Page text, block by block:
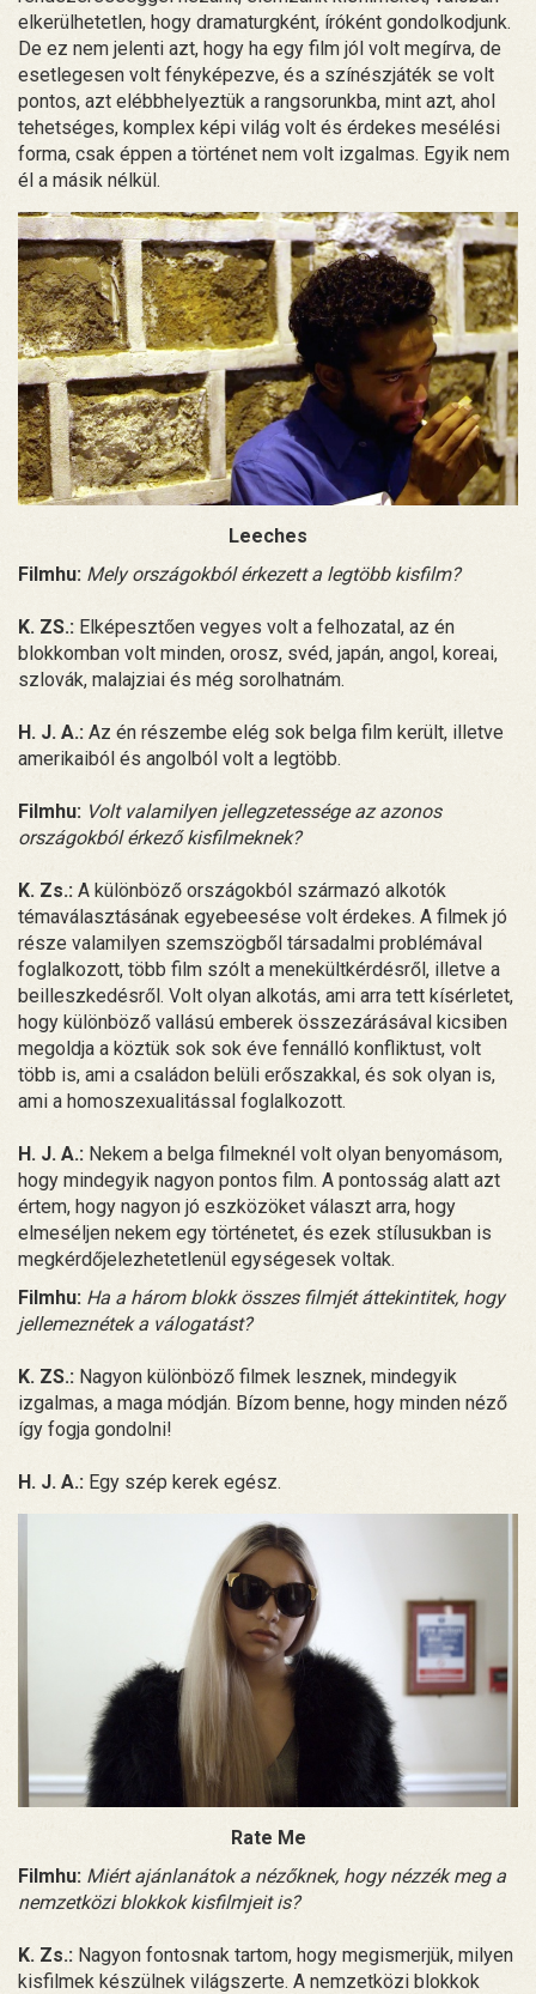
elkerülhetetlen, hogy dramaturgként, íróként gondolkodjunk.
De ez nem jelenti azt, hogy ha egy film jól volt megírva, de
esetlegesen volt fényképezve, és a színészjáték se volt
pontos, azt elébbhelyeztük a rangsorunkba, mint azt, ahol
tehetséges, komplex képi világ volt és érdekes mesélési
forma, csak éppen a történet nem volt izgalmas. Egyik nem
él a másik nélkül.
Leeches
Filmhu: Mely országokból érkezett a legtöbb kisfilm?
K. ZS.: Elképesztően vegyes volt a felhozatal, az én
blokkomban volt minden, orosz, svéd, japán, angol, koreai,
szlovák, malajziai és még sorolhatnám.
H. J. A.: Az én részembe elég sok belga film került, illetve
amerikaiból és angolból volt a legtöbb.
Filmhu: Volt valamilyen jellegzetessége az azonos
országokból érkező kisfilmeknek?
K. Zs.: A különböző országokból származó alkotók
témaválasztásának egyebeesése volt érdekes. A filmek jó
része valamilyen szemszögből társadalmi problémával
foglalkozott, több film szólt a menekültkérdésről, illetve a
beilleszkedésről. Volt olyan alkotás, ami arra tett kísérletet,
hogy különböző vallású emberek összezárásával kicsiben
megoldja a köztük sok sok éve fennálló konfliktust, volt
több is, ami a családon belüli erőszakkal, és sok olyan is,
ami a homoszexualitással foglalkozott.
H. J. A.: Nekem a belga filmeknél volt olyan benyomásom,
hogy mindegyik nagyon pontos film. A pontosság alatt azt
értem, hogy nagyon jó eszközöket választ arra, hogy
elmeséljen nekem egy történetet, és ezek stílusukban is
megkérdőjelezhetetlenül egységesek voltak.
Filmhu: Ha a három blokk összes filmjét áttekintitek, hogy
jellemeznétek a válogatást?
K. ZS.: Nagyon különböző filmek lesznek, mindegyik
izgalmas, a maga módján. Bízom benne, hogy minden néző
így fogja gondolni!
H. J. A.: Egy szép kerek egész.
Rate Me
Filmhu: Miért ajánlanátok a nézőknek, hogy nézzék meg a
nemzetközi blokkok kisfilmjeit is?
K. Zs.: Nagyon fontosnak tartom, hogy megismerjük, milyen
kisfilmek készülnek világszerte. A nemzetközi blokkok